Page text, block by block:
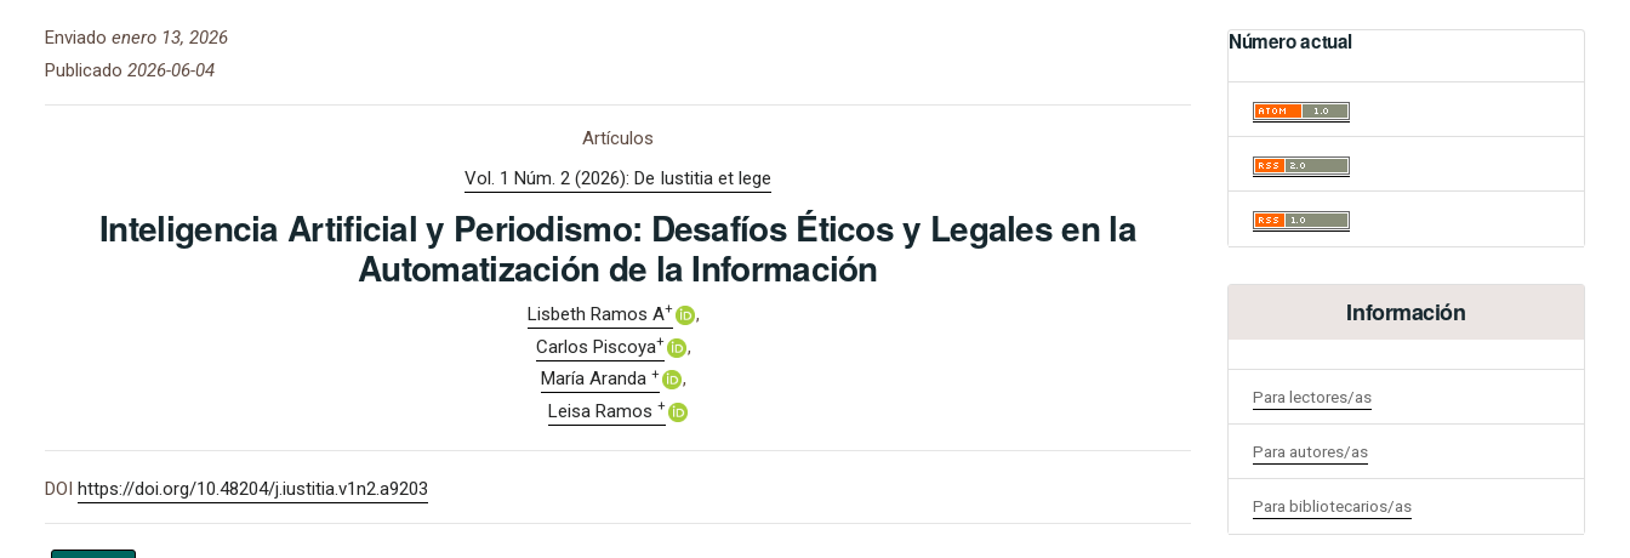
Enviado enero 13, 2026
Publicado 2026-06-04
Artículos
Vol. 1 Núm. 2 (2026): De Iustitia et lege
Inteligencia Artificial y Periodismo: Desafíos Éticos y Legales en la
Automatización de la Información
Lisbeth Ramos A+
Carlos Piscoya+
María Aranda +
Leisa Ramos +
DOI https://doi.org/10.48204/j.iustitia.v1n2.a9203
Número actual
Información
Para lectores/as
Para autores/as
Para bibliotecarios/as